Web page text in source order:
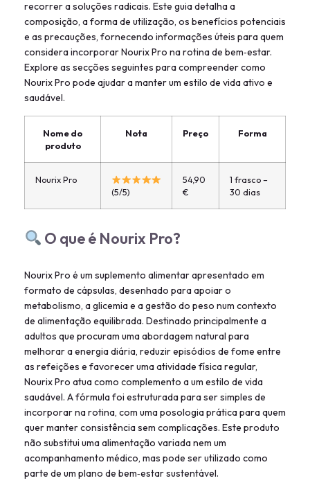
recorrer a soluções radicais. Este guia detalha a
composição, a forma de utilização, os benefícios potenciais
e as precauções, fornecendo informações úteis para quem
considera incorporar Nourix Pro na rotina de bem‑estar.
Explore as secções seguintes para compreender como
Nourix Pro pode ajudar a manter um estilo de vida ativo e
saudável.
Nome do
produto
Nota Preço Forma
Nourix Pro
(5/5)
54,90
€
1 frasco –
30 dias
O que é Nourix Pro?
Nourix Pro é um suplemento alimentar apresentado em
formato de cápsulas, desenhado para apoiar o
metabolismo, a glicemia e a gestão do peso num contexto
de alimentação equilibrada. Destinado principalmente a
adultos que procuram uma abordagem natural para
melhorar a energia diária, reduzir episódios de fome entre
as refeições e favorecer uma atividade física regular,
Nourix Pro atua como complemento a um estilo de vida
saudável. A fórmula foi estruturada para ser simples de
incorporar na rotina, com uma posologia prática para quem
quer manter consistência sem complicações. Este produto
não substitui uma alimentação variada nem um
acompanhamento médico, mas pode ser utilizado como
parte de um plano de bem‑estar sustentável.